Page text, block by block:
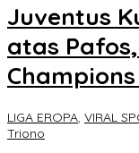
Juventus
atas
LIGA EROPA, VIRAL
Triono